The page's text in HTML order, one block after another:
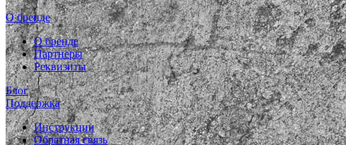
О бренде
О бренде
Партнеры
Реквизиты
Блог
Поддержка
Инструкции
Обратная связь